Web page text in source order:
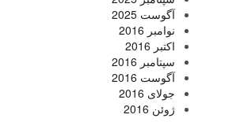
آگوست 2025
نوامبر 2016
اکتبر 2016
سپتامبر 2016
آگوست 2016
جولای 2016
ژوئن 2016